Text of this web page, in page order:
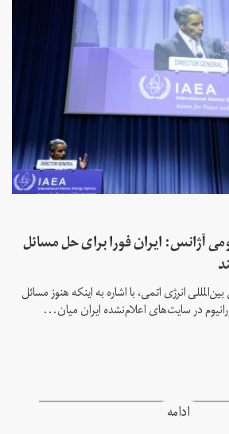
آژانس: ایران فورا برای حل مسائل
انرژی اتمی، با اشاره به اینکه هنوز مسائل
در سایت‌های اعلام‌نشده ایران میان...
ادامه